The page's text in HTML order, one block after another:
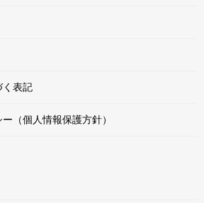
く表記
（個人情報保護方針）